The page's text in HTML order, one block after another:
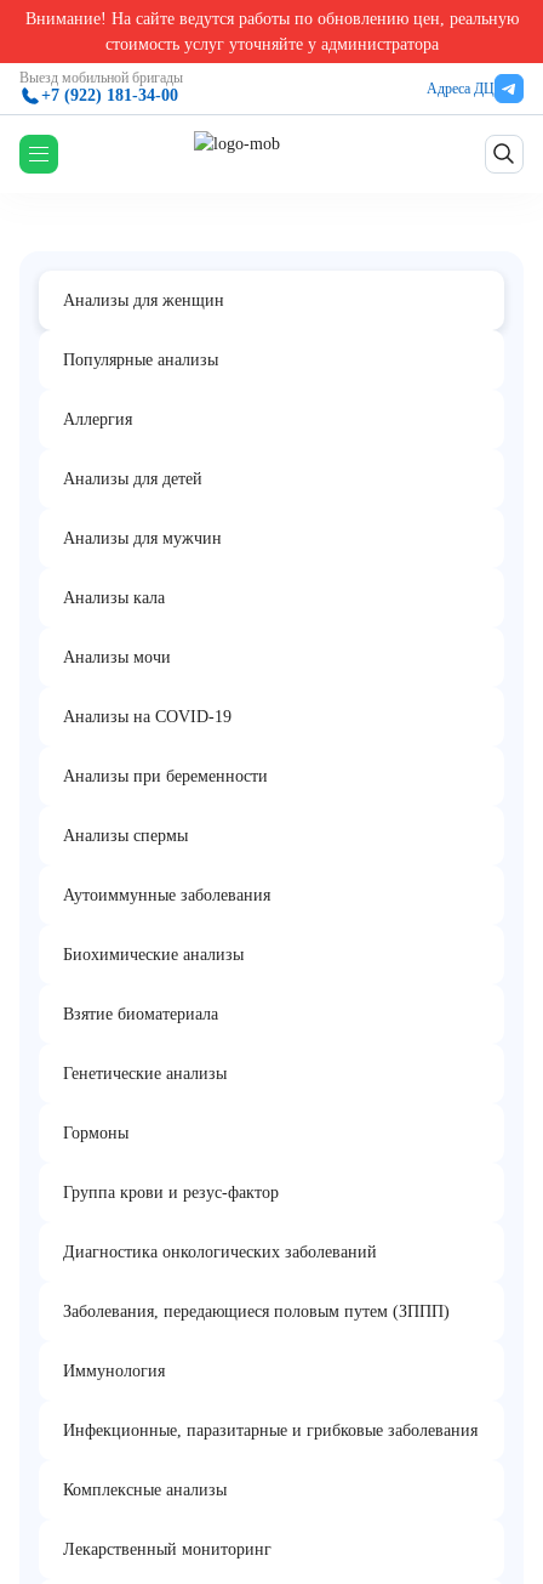
Внимание! На сайте ведутся работы по обновлению цен, реальную
стоимость услуг уточняйте у администратора
Выезд мобильной бригады
+7 (922) 181-34-00 Адреса ДЦ
Анализы для женщин в Екатеринбурге Типирование генов
Типирование генов
гистосовместимости человека (HLA) II
класса: DRB1, DQA1, DQB1
Анализы для женщин
Популярные анализы
Аллергия
Анализы для детей
Анализы для мужчин
Анализы кала
Анализы мочи
Анализы на COVID-19
Анализы при беременности
Анализы спермы
Аутоиммунные заболевания
Биохимические анализы
Взятие биоматериала
Генетические анализы
Гормоны
Группа крови и резус-фактор
Диагностика онкологических заболеваний
Заболевания, передающиеся половым путем (ЗППП)
Иммунология
Инфекционные, паразитарные и грибковые заболевания
Комплексные анализы
Лекарственный мониторинг